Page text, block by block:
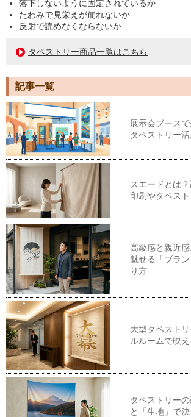
落下しないように固定されているか
たわみで見栄えが崩れないか
反射で読めなくならないか
タペストリー商品一覧はこちら
記事一覧
展示会ブース
タペストリー
スエードとは
印刷やタペス
高級感と親近
魅せる「ブラ
り方
大型タペスト
ルルームで映
タペストリーの
と「生地」で